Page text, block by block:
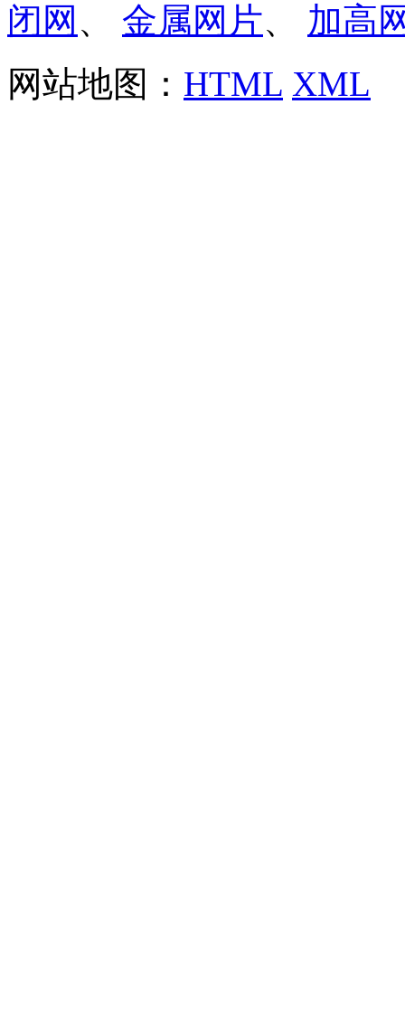
闭网 、 金属网片、 加高
网站地图： HTML XML